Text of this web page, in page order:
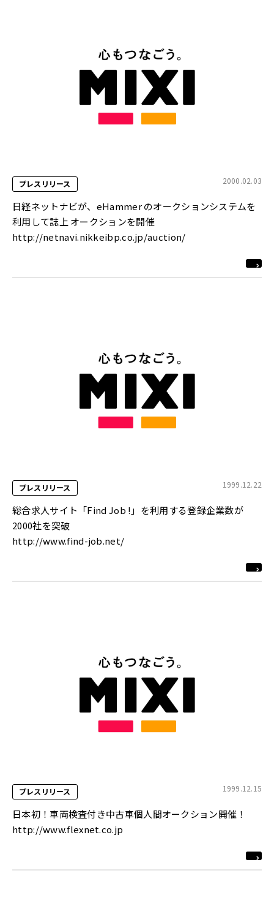
プレスリリース 2000.02.03
日経ネットナビが、eHammer のオークションシステムを
利用して誌上 オークションを開催
http://netnavi.nikkeibp.co.jp/auction/
プレスリリース 1999.12.22
総合求人サイト「Find Job !」を利用する登録企業数が
2000社を突破
http://www.find-job.net/
プレスリリース 1999.12.15
日本初！車両検査付き中古車個人間オークション開催！
http://www.flexnet.co.jp